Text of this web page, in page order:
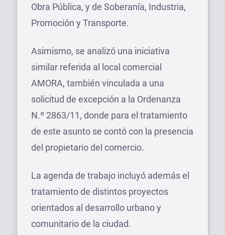
Obra Pública, y de Soberanía, Industria,
Promoción y Transporte.
Asimismo, se analizó una iniciativa
similar referida al local comercial
AMORA, también vinculada a una
solicitud de excepción a la Ordenanza
N.º 2863/11, donde para el tratamiento
de este asunto se contó con la presencia
del propietario del comercio.
La agenda de trabajo incluyó además el
tratamiento de distintos proyectos
orientados al desarrollo urbano y
comunitario de la ciudad.